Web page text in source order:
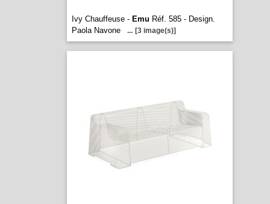
Ivy Chauffeuse - Emu Réf. 585 - Design.
Paola Navone
... [3 image(s)]